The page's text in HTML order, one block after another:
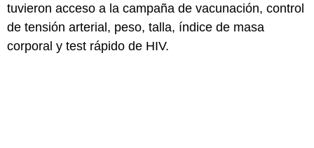
tuvieron acceso a la campaña de vacunación, control
de tensión arterial, peso, talla, índice de masa
corporal y test rápido de HIV.